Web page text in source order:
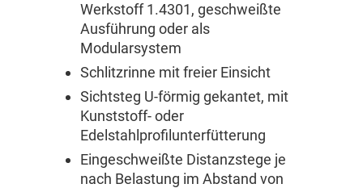
Werkstoff 1.4301, geschweißte
Ausführung oder als
Modularsystem
Schlitzrinne mit freier Einsicht
Sichtsteg U-förmig gekantet, mit
Kunststoff- oder
Edelstahlprofilunterfütterung
Eingeschweißte Distanzstege je
nach Belastung im Abstand von